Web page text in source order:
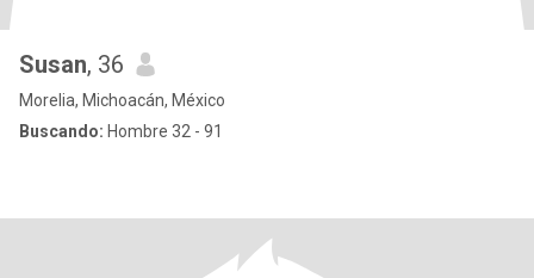
Susan, 36
Morelia, Michoacán, México
Buscando: Hombre 32 - 91